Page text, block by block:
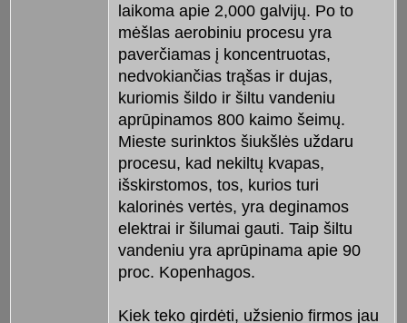
laikoma apie 2,000 galvijų. Po to
mėšlas aerobiniu procesu yra
paverčiamas į koncentruotas,
nedvokiančias trąšas ir dujas,
kuriomis šildo ir šiltu vandeniu
aprūpinamos 800 kaimo šeimų.
Mieste surinktos šiukšlės uždaru
procesu, kad nekiltų kvapas,
išskirstomos, tos, kurios turi
kalorinės vertės, yra deginamos
elektrai ir šilumai gauti. Taip šiltu
vandeniu yra aprūpinama apie 90
proc. Kopenhagos.
Kiek teko girdėti, užsienio firmos jau